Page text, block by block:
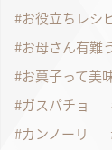
お役立ちレシ
お母さん有難
お菓子って美
ガスパチョ
カンノーリ